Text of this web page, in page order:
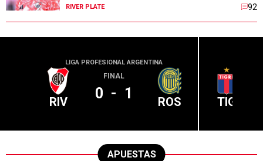
RIVER PLATE 92
LIGA PROFESIONAL ARGENTINA
RIV
FINAL
0 - 1 ROS TIG
APUESTAS